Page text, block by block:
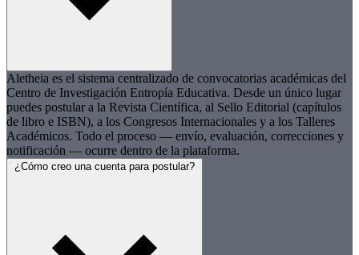
Aletheia es el sistema centralizado de convocatorias académicas del
Centro de Investigación Entropía Educativa. Desde un único lugar
puedes postular a la Revista Científica, al Sello Editorial (capítulos
de libro e ISBN), a los Congresos Internacionales y a los Talleres
Académicos. Todo el proceso — envío, evaluación, correcciones y
notificación — ocurre dentro de la plataforma.
¿Cómo creo una cuenta para postular?